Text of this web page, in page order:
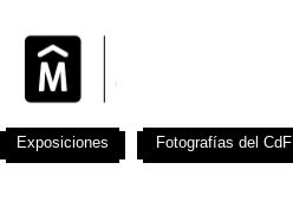
Exposiciones Fotografías del CdF